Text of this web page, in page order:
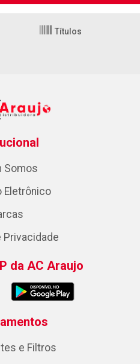
Títulos
Somos
Eletrônico
Privacidade
da AC Araujo
e Filtros